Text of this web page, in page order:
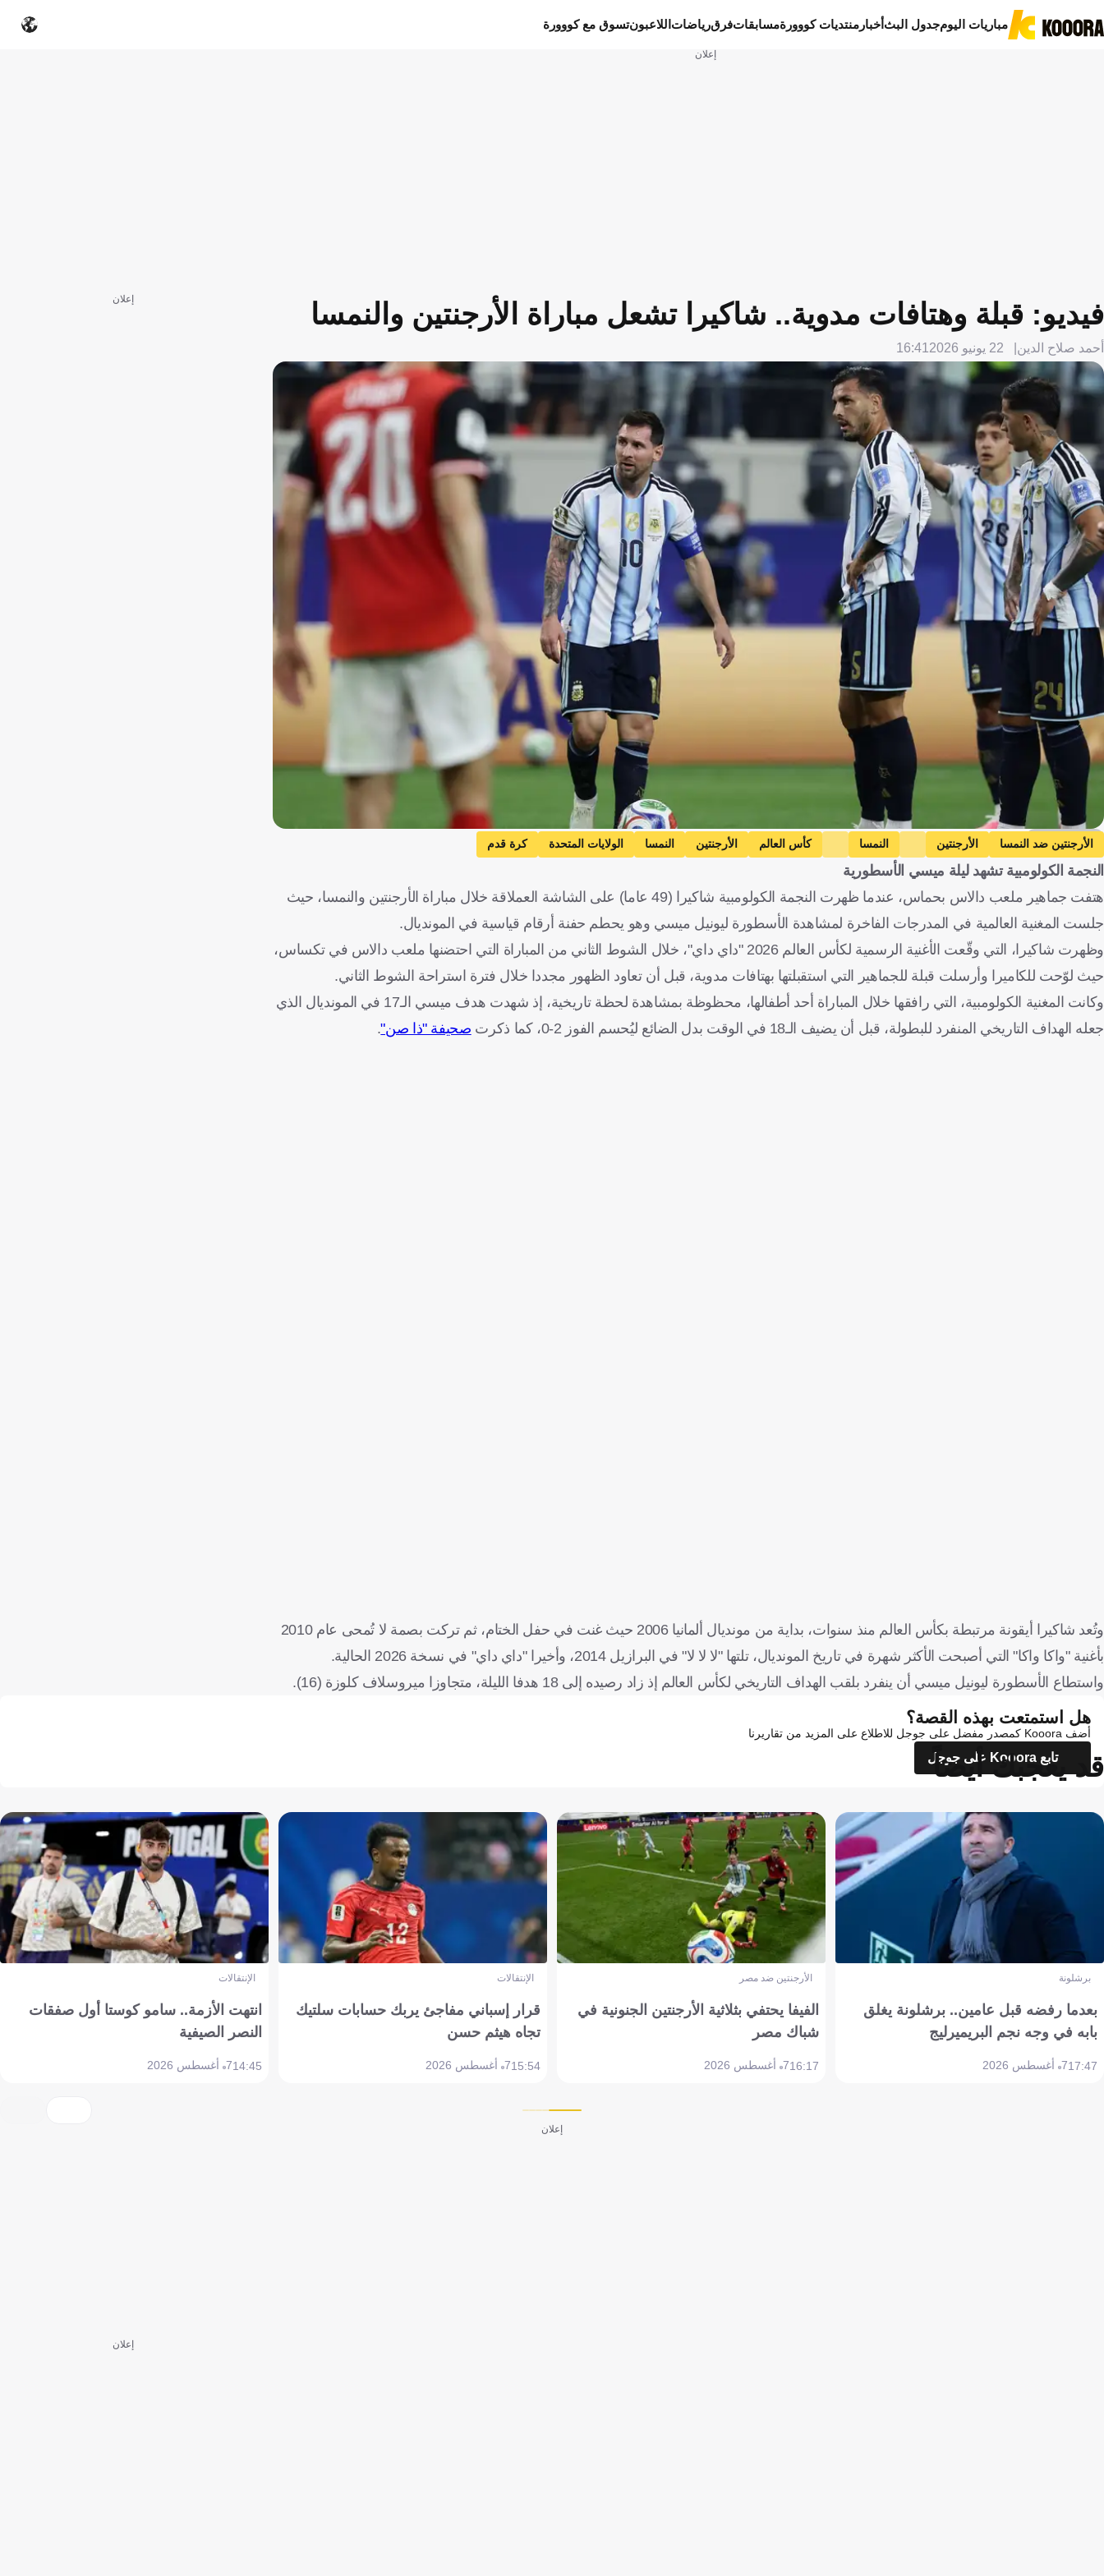
مباريات اليومجدول البثأخبار منتديات كووورةمسابقاتفرقرياضات اللاعبونتسوق مع كووورة
إعلان
فيديو: قبلة وهتافات مدوية.. شاكيرا تشعل مباراة الأرجنتين والنمسا
أحمد صلاح الدين 22 يونيو 2026 16:41
Getty Images
الأرجنتين ضد النمسا الأرجنتين النمسا كأس العالم الأرجنتين النمسا الولايات المتحدة كرة قدم
النجمة الكولومبية تشهد ليلة ميسي الأسطورية
هتفت جماهير ملعب دالاس بحماس، عندما ظهرت النجمة الكولومبية شاكيرا (49 عاما) على الشاشة العملاقة خلال مباراة الأرجنتين والنمسا، حيث
جلست المغنية العالمية في المدرجات الفاخرة لمشاهدة الأسطورة ليونيل ميسي وهو يحطم حفنة أرقام قياسية في المونديال.
وظهرت شاكيرا، التي وقّعت الأغنية الرسمية لكأس العالم 2026 "داي داي"، خلال الشوط الثاني من المباراة التي احتضنها ملعب دالاس في تكساس،
حيث لوّحت للكاميرا وأرسلت قبلة للجماهير التي استقبلتها بهتافات مدوية، قبل أن تعاود الظهور مجددا خلال فترة استراحة الشوط الثاني.
وكانت المغنية الكولومبية، التي رافقها خلال المباراة أحد أطفالها، محظوظة بمشاهدة لحظة تاريخية، إذ شهدت هدف ميسي الـ17 في المونديال الذي
جعله الهداف التاريخي المنفرد للبطولة، قبل أن يضيف الـ18 في الوقت بدل الضائع ليُحسم الفوز 2-0، كما ذكرت
صحيفة "ذا صن".
وتُعد شاكيرا أيقونة مرتبطة بكأس العالم منذ سنوات، بداية من مونديال ألمانيا 2006 حيث غنت في حفل الختام، ثم تركت بصمة لا تُمحى عام 2010
بأغنية "واكا واكا" التي أصبحت الأكثر شهرة في تاريخ المونديال، تلتها "لا لا لا" في البرازيل 2014، وأخيرا "داي داي" في نسخة 2026 الحالية.
واستطاع الأسطورة ليونيل ميسي أن ينفرد بلقب الهداف التاريخي لكأس العالم إذ زاد رصيده إلى 18 هدفا الليلة، متجاوزا ميروسلاف كلوزة (16).
إعلان
هل استمتعت بهذه القصة؟
أضف Kooora كمصدر مفضل على جوجل للاطلاع على المزيد من تقاريرنا
تابع Kooora على جوجل
قد يعجبك أيضاً
برشلونة
بعدما رفضه قبل عامين.. برشلونة يغلق
بابه في وجه نجم البريميرليج
17:477 أغسطس 2026
الأرجنتين ضد مصر
الفيفا يحتفي بثلاثية الأرجنتين الجنونية في
شباك مصر
16:177 أغسطس 2026
الإنتقالات
قرار إسباني مفاجئ يربك حسابات سلتيك
تجاه هيثم حسن
15:547 أغسطس 2026
الإنتقالات
انتهت الأزمة.. سامو كوستا أول صفقات
النصر الصيفية
14:457 أغسطس 2026
إعلان
إعلان